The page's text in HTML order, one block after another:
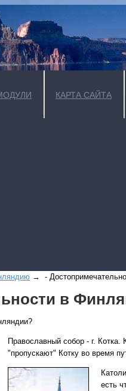
КАРТА САЙТА
→ -
в
Православный собор - г.
"пропускают" Котку во время
есть